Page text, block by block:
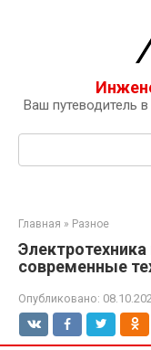
Ваш путеводитель
Поиск:
Главная » Разное
современные
Опубликовано: